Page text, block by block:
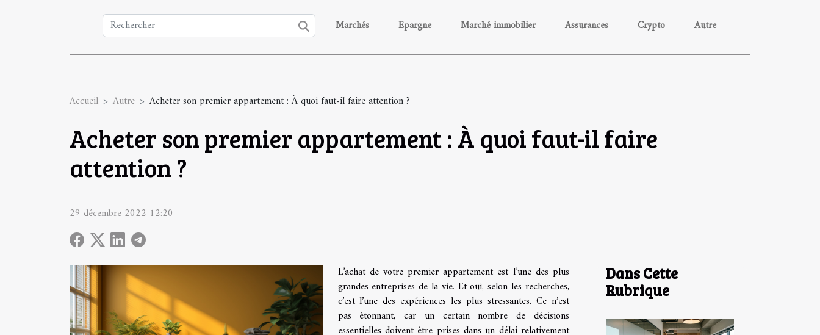
Marchés Epargne Marché immobilier Assurances Crypto Autre
Accueil Autre Acheter son premier appartement : À quoi faut-il faire attention ?
Acheter son premier appartement : À quoi faut-il faire
attention ?
29 décembre 2022 12:20
L’achat de votre premier appartement est l’une des plus
grandes entreprises de la vie. Et oui, selon les recherches,
c’est l’une des expériences les plus stressantes. Ce n’est
pas étonnant, car un certain nombre de décisions
essentielles doivent être prises dans un délai relativement
Dans Cette
Rubrique